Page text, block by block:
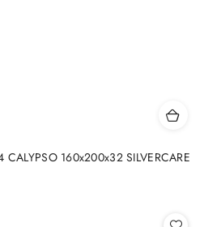
160x200x32 SILVERCARE